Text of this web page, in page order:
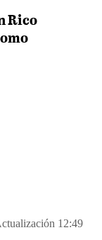
Rico
12:49